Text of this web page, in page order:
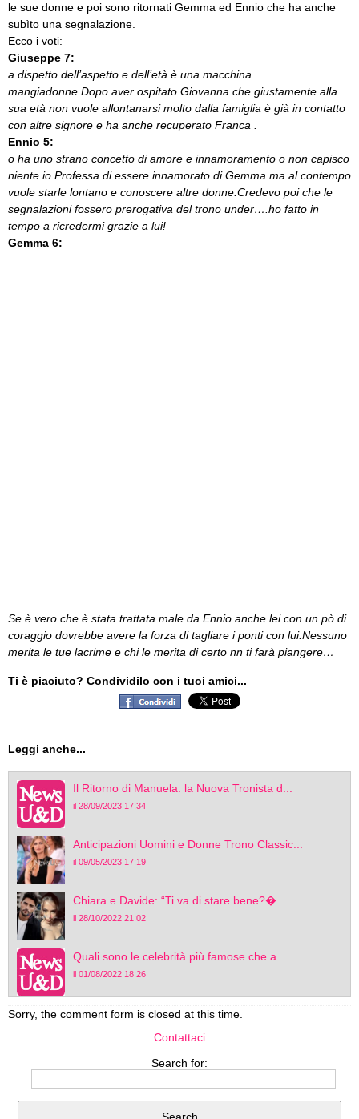
le sue donne e poi sono ritornati Gemma ed Ennio che ha anche
subìto una segnalazione.
Ecco i voti:
Giuseppe 7:
a dispetto dell’aspetto e dell’età è una macchina
mangiadonne.Dopo aver ospitato Giovanna che giustamente alla
sua età non vuole allontanarsi molto dalla famiglia è già in contatto
con altre signore e ha anche recuperato Franca .
Ennio 5:
o ha uno strano concetto di amore e innamoramento o non capisco
niente io.Professa di essere innamorato di Gemma ma al contempo
vuole starle lontano e conoscere altre donne.Credevo poi che le
segnalazioni fossero prerogativa del trono under….ho fatto in
tempo a ricredermi grazie a lui!
Gemma 6:
Se è vero che è stata trattata male da Ennio anche lei con un pò di
coraggio dovrebbe avere la forza di tagliare i ponti con lui.Nessuno
merita le tue lacrime e chi le merita di certo nn ti farà piangere…
Ti è piaciuto? Condividilo con i tuoi amici...
Leggi anche...
Il Ritorno di Manuela: la Nuova Tronista d...
il 28/09/2023 17:34
Anticipazioni Uomini e Donne Trono Classic...
il 09/05/2023 17:19
Chiara e Davide: “Ti va di stare bene?�...
il 28/10/2022 21:02
Quali sono le celebrità più famose che a...
il 01/08/2022 18:26
Sorry, the comment form is closed at this time.
Contattaci
Search for: